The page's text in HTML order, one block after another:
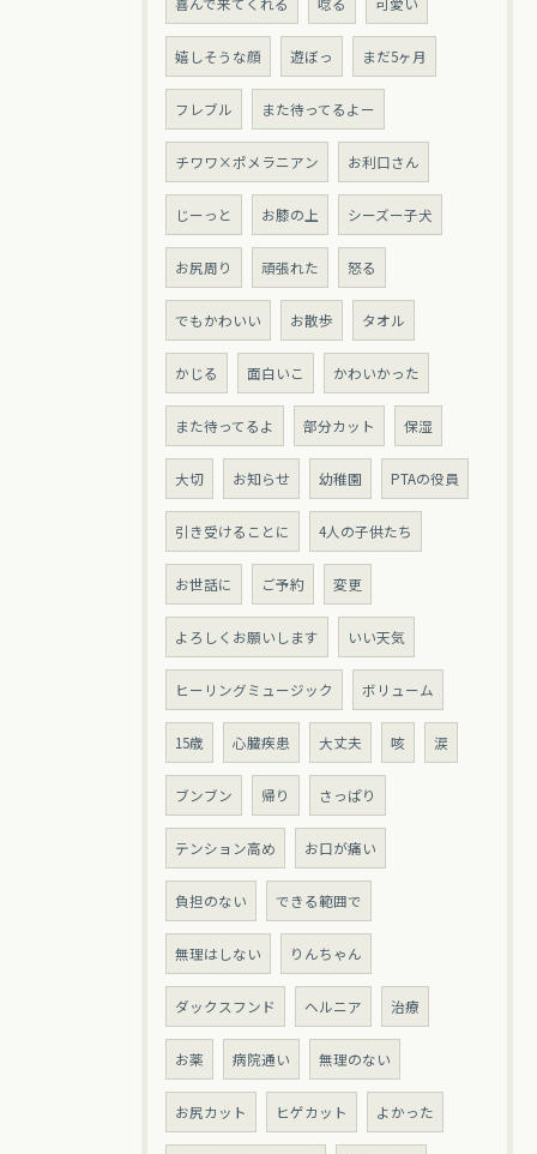
嬉しそうな顔 遊ぼっ まだ5ヶ月
フレブル また待ってるよー
チワワ×ポメラニアン お利口さん
じーっと お膝の上 シーズー子犬
お尻周り 頑張れた 怒る
でもかわいい お散歩 タオル
かじる 面白いこ かわいかった
また待ってるよ 部分カット 保湿
大切 お知らせ 幼稚園 PTAの役員
引き受けることに 4人の子供たち
お世話に ご予約 変更
よろしくお願いします いい天気
ヒーリングミュージック ボリューム
15歳 心臓疾患 大丈夫 咳 涙
ブンブン 帰り さっぱり
テンション高め お口が痛い
負担のない できる範囲で
無理はしない りんちゃん
ダックスフンド ヘルニア 治療
お薬 病院通い 無理のない
お尻カット ヒゲカット よかった